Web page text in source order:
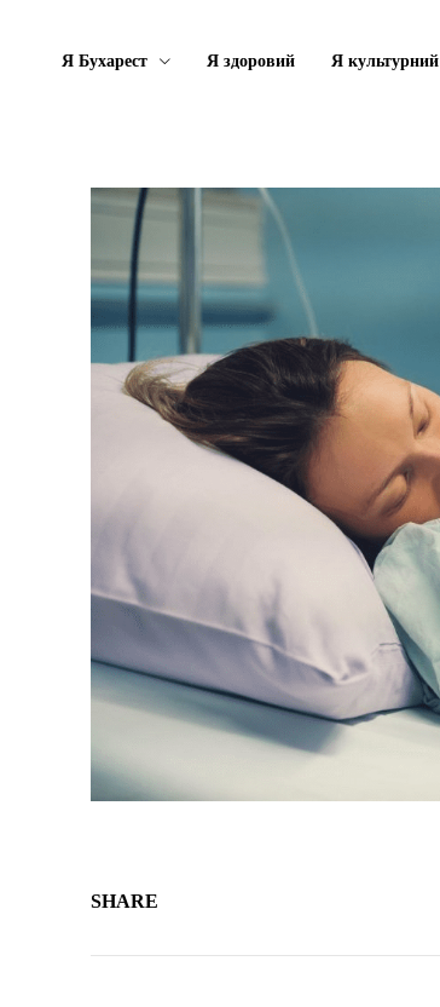
Я Бухарест Я здоровий Я культурний
SHARE